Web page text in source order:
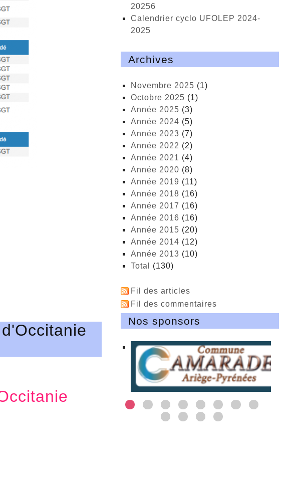
20256
calendrier cyclo UFOLEP 2024-
2025
Archives
novembre 2025 (1)
octobre 2025 (1)
année 2025 (3)
année 2024 (5)
année 2023 (7)
année 2022 (2)
année 2021 (4)
année 2020 (8)
année 2019 (11)
année 2018 (16)
année 2017 (16)
année 2016 (16)
année 2015 (20)
année 2014 (12)
année 2013 (10)
total (130)
Fil des articles
Fil des commentaires
Nos sponsors